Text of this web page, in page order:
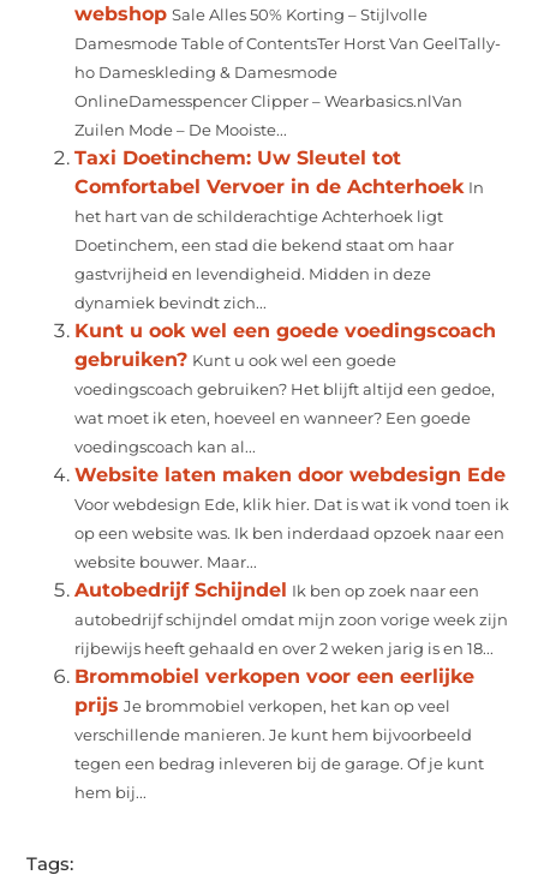
webshop Sale Alles 50% Korting – Stijlvolle
Damesmode Table of ContentsTer Horst Van GeelTally-
ho Dameskleding & Damesmode
OnlineDamesspencer Clipper – Wearbasics.nlVan
Zuilen Mode – De Mooiste...
Taxi Doetinchem: Uw Sleutel tot
Comfortabel Vervoer in de Achterhoek In
het hart van de schilderachtige Achterhoek ligt
Doetinchem, een stad die bekend staat om haar
gastvrijheid en levendigheid. Midden in deze
dynamiek bevindt zich...
Kunt u ook wel een goede voedingscoach
gebruiken? Kunt u ook wel een goede
voedingscoach gebruiken? Het blijft altijd een gedoe,
wat moet ik eten, hoeveel en wanneer? Een goede
voedingscoach kan al...
Website laten maken door webdesign Ede
Voor webdesign Ede, klik hier. Dat is wat ik vond toen ik
op een website was. Ik ben inderdaad opzoek naar een
website bouwer. Maar...
Autobedrijf Schijndel Ik ben op zoek naar een
autobedrijf schijndel omdat mijn zoon vorige week zijn
rijbewijs heeft gehaald en over 2 weken jarig is en 18...
Brommobiel verkopen voor een eerlijke
prijs Je brommobiel verkopen, het kan op veel
verschillende manieren. Je kunt hem bijvoorbeeld
tegen een bedrag inleveren bij de garage. Of je kunt
hem bij...
Tags: